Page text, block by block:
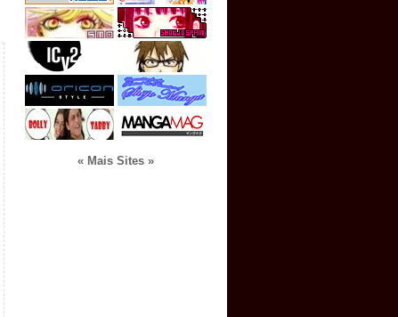
« Mais Sites »